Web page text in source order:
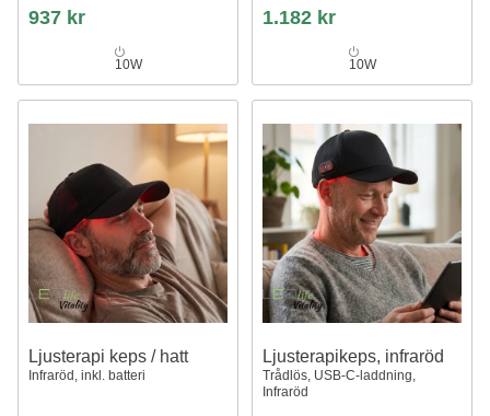
937 kr
10W
Infraröd, 25x120cm, 10W, med
batteri
1.182 kr
10W
Ljusterapi keps / hatt
Infraröd, inkl. batteri
Ljusterapikeps, infraröd
Trådlös, USB-C-laddning,
Infraröd